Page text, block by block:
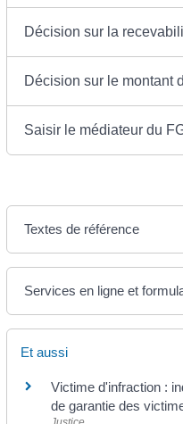
Décision sur la
Décision sur le montant
Saisir le médiateur du
Textes de référence
Services en ligne et
Et aussi
Victime d'infraction :
de garantie des